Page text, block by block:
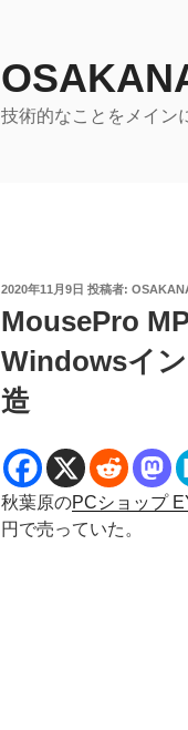
技術的なことをメイン
投
日:
2020年11月9日 投稿者:
MousePro
Windowsイ
造
秋葉原のPCショップ
円で売っていた。